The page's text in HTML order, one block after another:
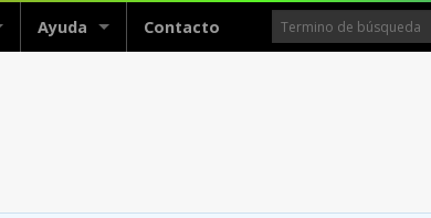
Ayuda Contacto